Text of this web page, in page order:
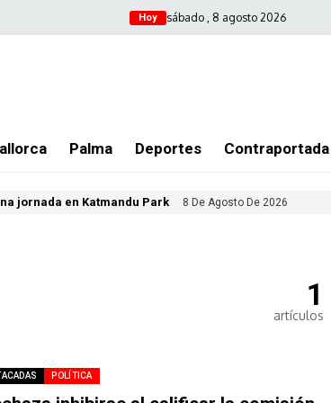
Hoy sábado , 8 agosto 2026
Palma Deportes Contraportada
jornada en Katmandu Park 8 De Agosto De 2026
1
artículos
POLÍTICA